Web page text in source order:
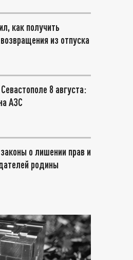
как получить
из отпуска
8 августа:
АЗС
о лишении прав и
родины